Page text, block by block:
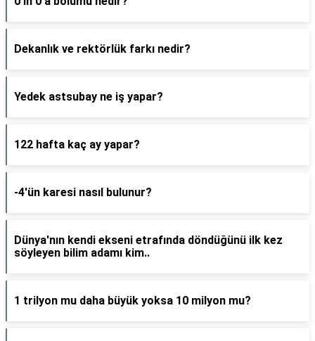
Dekanlık ve rektörlük farkı nedir?
Yedek astsubay ne iş yapar?
122 hafta kaç ay yapar?
-4'ün karesi nasıl bulunur?
Dünya'nın kendi ekseni etrafında döndüğünü ilk kez
söyleyen bilim adamı kim..
1 trilyon mu daha büyük yoksa 10 milyon mu?